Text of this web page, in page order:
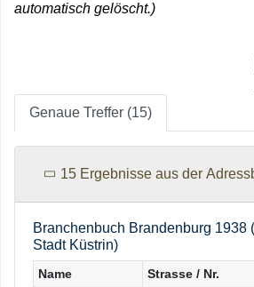
automatisch gelöscht.)
Genaue Treffer (15)
15 Ergebnisse aus der
Branchenbuch Brandenburg 1938
Stadt Küstrin)
Name
Strasse / Nr.